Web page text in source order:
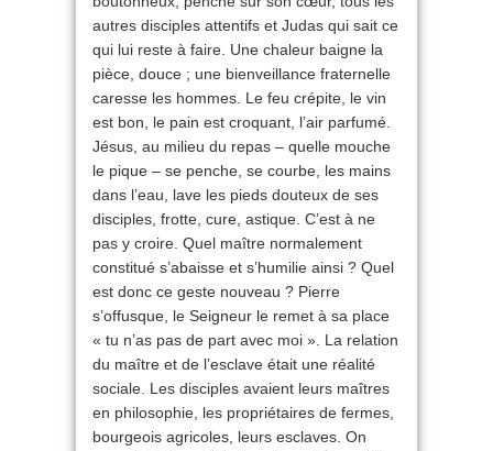
autres disciples attentifs et Judas qui sait ce
qui lui reste à faire. Une chaleur baigne la
pièce, douce ; une bienveillance fraternelle
caresse les hommes. Le feu crépite, le vin
est bon, le pain est croquant, l’air parfumé.
Jésus, au milieu du repas – quelle mouche
le pique – se penche, se courbe, les mains
dans l’eau, lave les pieds douteux de ses
disciples, frotte, cure, astique. C’est à ne
pas y croire. Quel maître normalement
constitué s’abaisse et s’humilie ainsi ? Quel
est donc ce geste nouveau ? Pierre
s’offusque, le Seigneur le remet à sa place
« tu n’as pas de part avec moi ». La relation
du maître et de l’esclave était une réalité
sociale. Les disciples avaient leurs maîtres
en philosophie, les propriétaires de fermes,
bourgeois agricoles, leurs esclaves. On